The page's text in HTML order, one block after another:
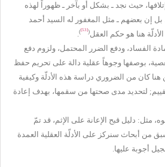
حيث نجد ـ بشكل أو بآخر ـ ظهوراً لهذه
بل إن بعضهم ـ مثل المغفور له السيد أحمد
هنا هو حكم العقل(
[53]
)
الفساد، ودفع الضرر المحتمل، ولزوم دفع
بوصفها وجوهاً عقلية دالة على تحريم حفظ
كان من الضروري دراسة هذه الأدلّة وكيفية
لتحديد مدى صحتها من سقمها، بهدف إعادة
مثل: دليل قبح الإعانة على الإثم، قد تمّ
من أبحاث سنركز على الأدلّة العقلية العمدة
أجوبة عليها.